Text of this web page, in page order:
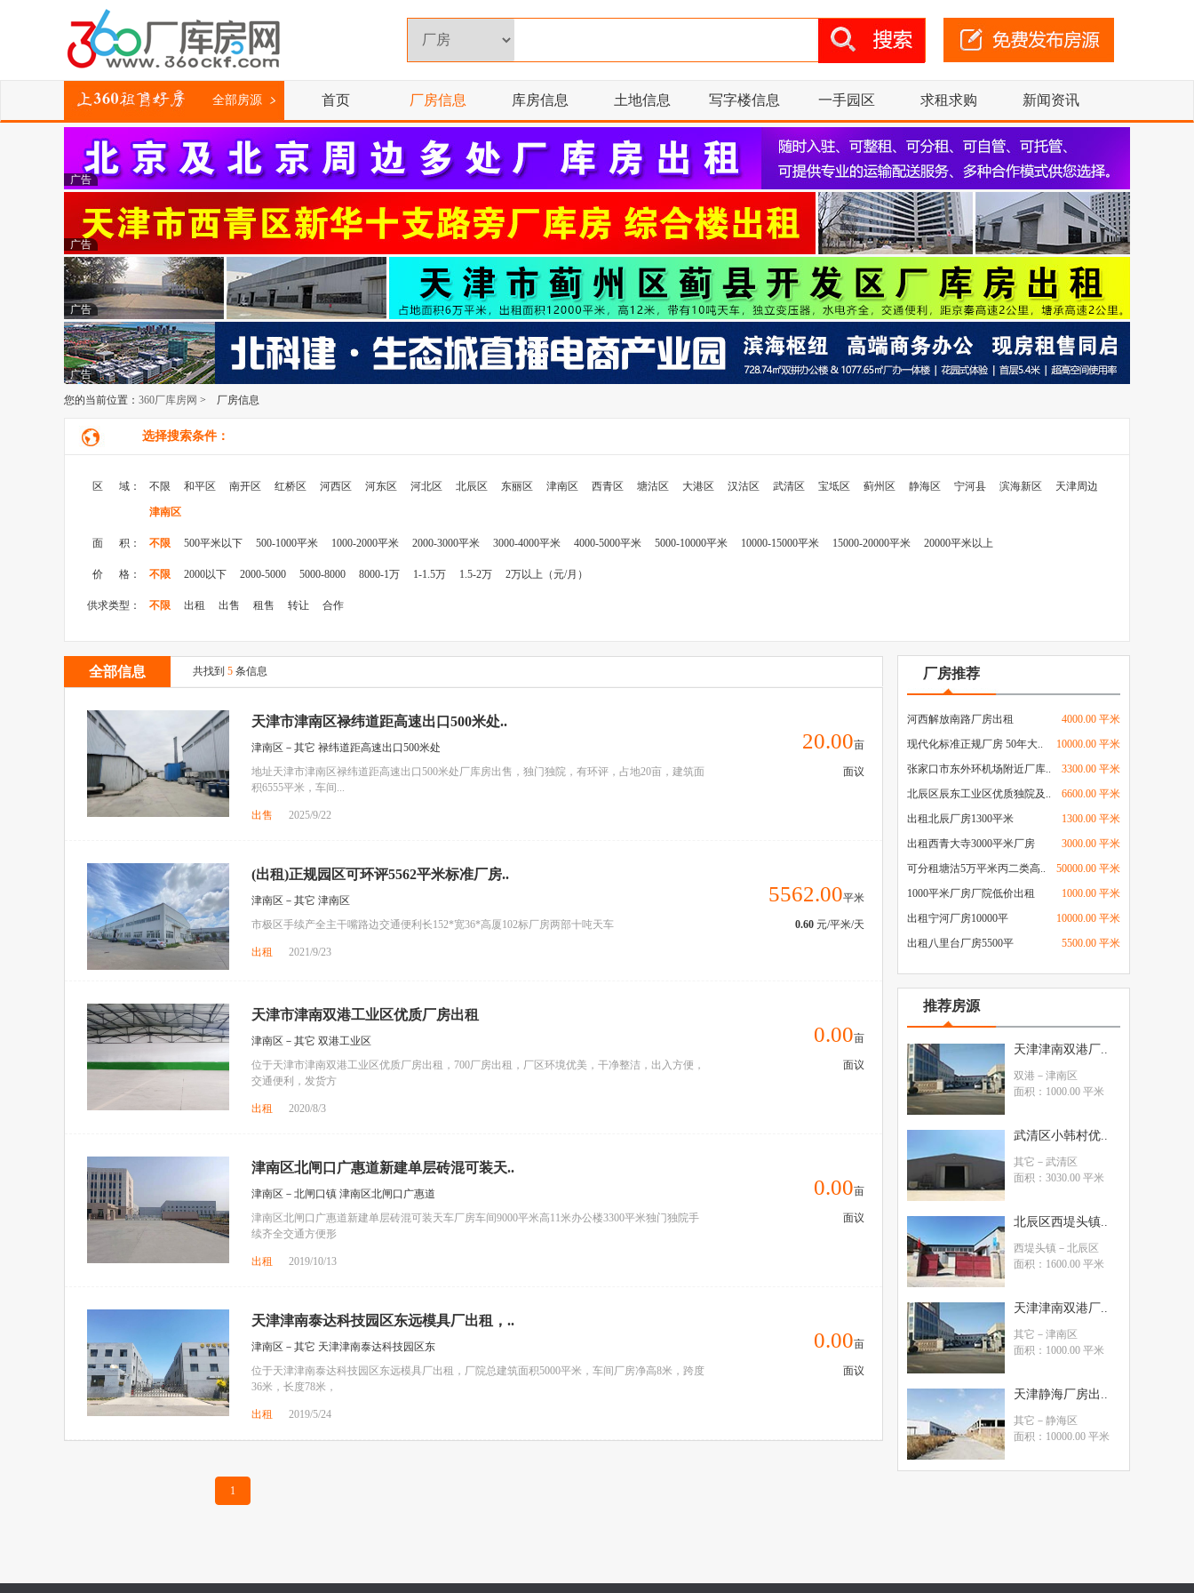
全部房源 首页 厂房信息 库房信息 土地信息 写字楼信息 一手园区 求租求购 新闻资讯
广告
广告
广告
广告
您的当前位置： 360厂库房网 > 厂房信息
选择搜索条件：
区 域： 不限 和平区 南开区 红桥区 河西区 河东区 河北区 北辰区 东丽区 津南区 西青区 塘沽区 大港区 汉沽区 武清区 宝坻区 蓟州区 静海区 宁河县 滨海新区 天津周边
津南区
面 积： 不限 500平米以下 500-1000平米 1000-2000平米 2000-3000平米 3000-4000平米 4000-5000平米 5000-10000平米 10000-15000平米 15000-20000平米 20000平米以上
价 格： 不限 2000以下 2000-5000 5000-8000 8000-1万 1-1.5万 1.5-2万 2万以上（元/月）
供求类型： 不限 出租 出售 租售 转让 合作
全部信息 共找到 5 条信息
天津市津南区禄纬道距高速出口500米处..
津南区－其它 禄纬道距高速出口500米处
地址天津市津南区禄纬道距高速出口500米处厂库房出售，独门独院，有环评，占地20亩，建筑面
积6555平米，车间...
出售 2025/9/22
20.00亩
面议
(出租)正规园区可环评5562平米标准厂房..
津南区－其它 津南区
市极区手续产全主干嘴路边交通便利长152*宽36*高厦102标厂房两部十吨天车
出租 2021/9/23
5562.00平米
0.60 元/平米/天
天津市津南双港工业区优质厂房出租
津南区－其它 双港工业区
位于天津市津南双港工业区优质厂房出租，700厂房出租，厂区环境优美，干净整洁，出入方便，
交通便利，发货方
出租 2020/8/3
0.00亩
面议
津南区北闸口广惠道新建单层砖混可装天..
津南区－北闸口镇 津南区北闸口广惠道
津南区北闸口广惠道新建单层砖混可装天车厂房车间9000平米高11米办公楼3300平米独门独院手
续齐全交通方便形
出租 2019/10/13
0.00亩
面议
天津津南泰达科技园区东远模具厂出租，..
津南区－其它 天津津南泰达科技园区东
位于天津津南泰达科技园区东远模具厂出租，厂院总建筑面积5000平米，车间厂房净高8米，跨度
36米，长度78米，
出租 2019/5/24
0.00亩
面议
1
厂房推荐
河西解放南路厂房出租
4000.00 平米
现代化标准正规厂房 50年大..
10000.00 平米
张家口市东外环机场附近厂库..
3300.00 平米
北辰区辰东工业区优质独院及..
6600.00 平米
出租北辰厂房1300平米
1300.00 平米
出租西青大寺3000平米厂房
3000.00 平米
可分租塘沽5万平米丙二类高..
50000.00 平米
1000平米厂房厂院低价出租
1000.00 平米
出租宁河厂房10000平
10000.00 平米
出租八里台厂房5500平
5500.00 平米
推荐房源
天津津南双港厂..
双港 －津南区
面积：1000.00 平米
武清区小韩村优..
其它 －武清区
面积：3030.00 平米
北辰区西堤头镇..
西堤头镇 －北辰区
面积：1600.00 平米
天津津南双港厂..
其它 －津南区
面积：1000.00 平米
天津静海厂房出..
其它 －静海区
面积：10000.00 平米